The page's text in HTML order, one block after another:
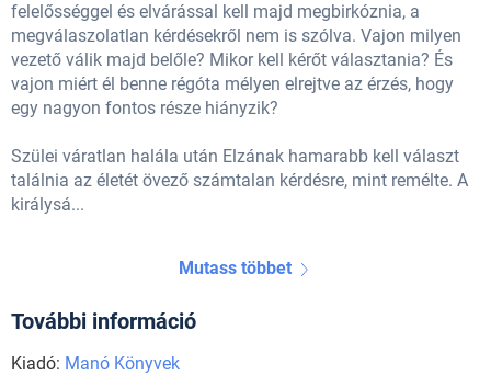
felelősséggel és elvárással kell majd megbirkóznia, a
megválaszolatlan kérdésekről nem is szólva. Vajon milyen
vezető válik majd belőle? Mikor kell kérőt választania? És
vajon miért él benne régóta mélyen elrejtve az érzés, hogy
egy nagyon fontos része hiányzik?
Szülei váratlan halála után Elzának hamarabb kell választ
találnia az életét övező számtalan kérdésre, mint remélte. A
királysá...
Mutass többet
További információ
Kiadó: Manó Könyvek